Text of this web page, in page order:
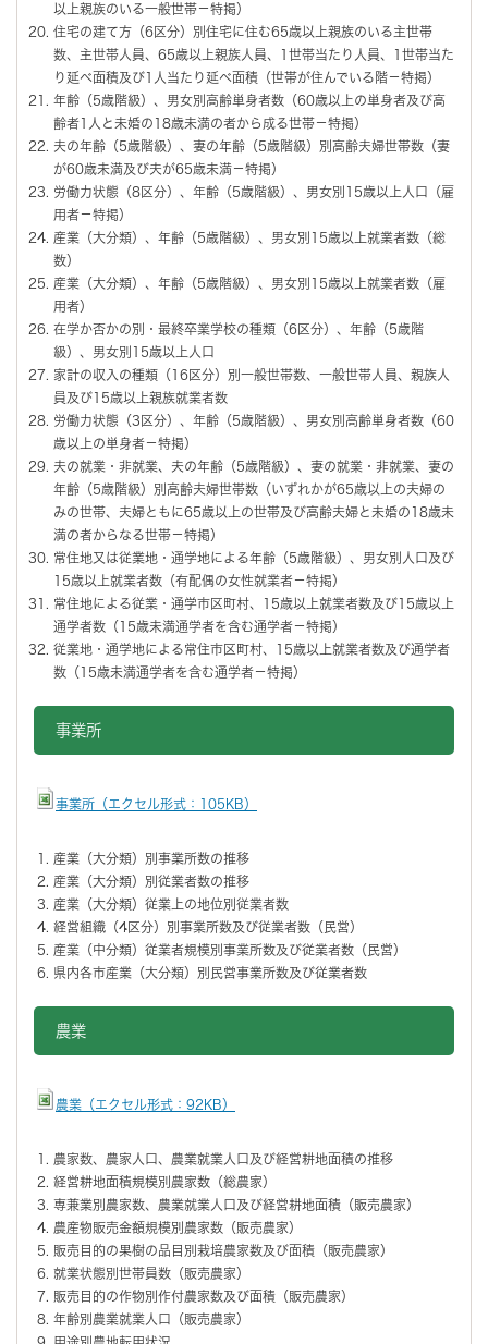
以上親族のいる一般世帯－特掲）
住宅の建て方（6区分）別住宅に住む65歳以上親族のいる主世帯
数、主世帯人員、65歳以上親族人員、1世帯当たり人員、1世帯当た
り延べ面積及び1人当たり延べ面積（世帯が住んでいる階－特掲）
年齢（5歳階級）、男女別高齢単身者数（60歳以上の単身者及び高
齢者1人と未婚の18歳未満の者から成る世帯－特掲）
夫の年齢（5歳階級）、妻の年齢（5歳階級）別高齢夫婦世帯数（妻
が60歳未満及び夫が65歳未満－特掲）
労働力状態（8区分）、年齢（5歳階級）、男女別15歳以上人口（雇
用者－特掲）
産業（大分類）、年齢（5歳階級）、男女別15歳以上就業者数（総
数）
産業（大分類）、年齢（5歳階級）、男女別15歳以上就業者数（雇
用者）
在学か否かの別・最終卒業学校の種類（6区分）、年齢（5歳階
級）、男女別15歳以上人口
家計の収入の種類（16区分）別一般世帯数、一般世帯人員、親族人
員及び15歳以上親族就業者数
労働力状態（3区分）、年齢（5歳階級）、男女別高齢単身者数（60
歳以上の単身者－特掲）
夫の就業・非就業、夫の年齢（5歳階級）、妻の就業・非就業、妻の
年齢（5歳階級）別高齢夫婦世帯数（いずれかが65歳以上の夫婦の
みの世帯、夫婦ともに65歳以上の世帯及び高齢夫婦と未婚の18歳未
満の者からなる世帯－特掲）
常住地又は従業地・通学地による年齢（5歳階級）、男女別人口及び
15歳以上就業者数（有配偶の女性就業者－特掲）
常住地による従業・通学市区町村、15歳以上就業者数及び15歳以上
通学者数（15歳未満通学者を含む通学者－特掲）
従業地・通学地による常住市区町村、15歳以上就業者数及び通学者
数（15歳未満通学者を含む通学者－特掲）
事業所
事業所（エクセル形式：105KB）
産業（大分類）別事業所数の推移
産業（大分類）別従業者数の推移
産業（大分類）従業上の地位別従業者数
経営組織（4区分）別事業所数及び従業者数（民営）
産業（中分類）従業者規模別事業所数及び従業者数（民営）
県内各市産業（大分類）別民営事業所数及び従業者数
農業
農業（エクセル形式：92KB）
農家数、農家人口、農業就業人口及び経営耕地面積の推移
経営耕地面積規模別農家数（総農家）
専兼業別農家数、農業就業人口及び経営耕地面積（販売農家）
農産物販売金額規模別農家数（販売農家）
販売目的の果樹の品目別栽培農家数及び面積（販売農家）
就業状態別世帯員数（販売農家）
販売目的の作物別作付農家数及び面積（販売農家）
年齢別農業就業人口（販売農家）